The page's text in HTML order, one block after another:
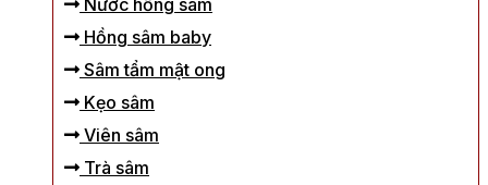
Nước hồng sâm
Hồng sâm baby
Sâm tẩm mật ong
Kẹo sâm
Viên sâm
Trà sâm